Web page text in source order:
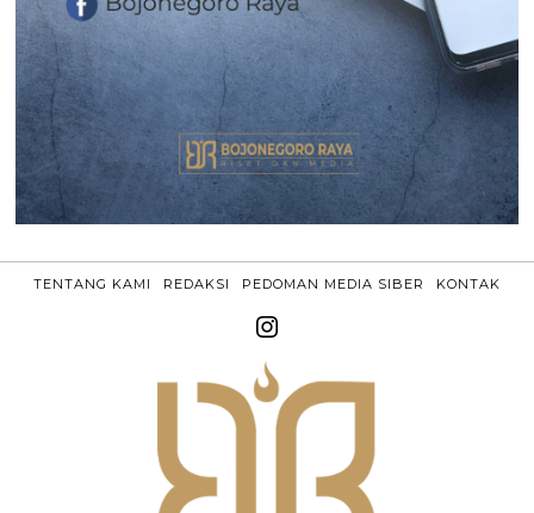
TENTANG KAMI REDAKSI PEDOMAN MEDIA SIBER KONTAK